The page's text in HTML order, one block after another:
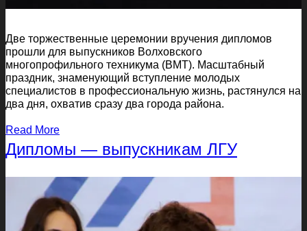
Две торжественные церемонии вручения дипломов
прошли для выпускников Волховского
многопрофильного техникума (ВМТ). Масштабный
праздник, знаменующий вступление молодых
специалистов в профессиональную жизнь, растянулся на
два дня, охватив сразу два города района.
Read More
Дипломы — выпускникам ЛГУ